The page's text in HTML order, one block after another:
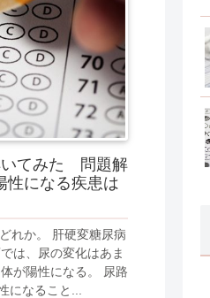
いてみた 問題解
になる疾患は
れか。 肝硬変糖尿病
は、尿の変化はあま
が陽性になる。 尿路
になること...